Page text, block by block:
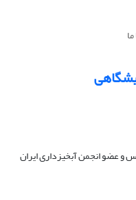
و عضو انجمن آبخیزداری ایران